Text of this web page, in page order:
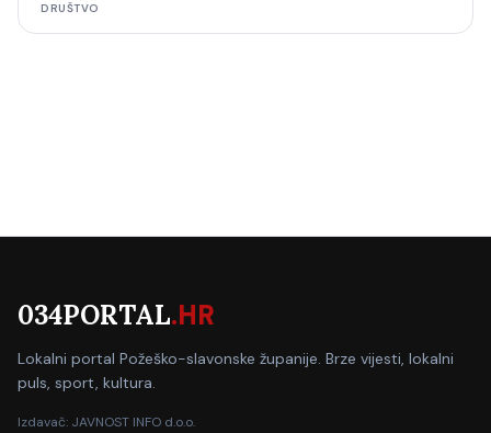
DRUŠTVO
034PORTAL.HR
Lokalni portal Požeško-slavonske županije. Brze vijesti, lokalni
puls, sport, kultura.
Izdavač: JAVNOST INFO d.o.o.